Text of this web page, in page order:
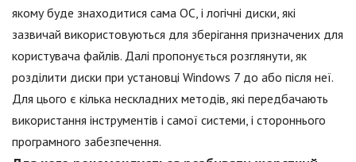
якому буде знаходитися сама ОС, і логічні диски, які
зазвичай використовуються для зберігання призначених для
користувача файлів. Далі пропонується розглянути, як
розділити диски при установці Windows 7 до або після неї.
Для цього є кілька нескладних методів, які передбачають
використання інструментів і самої системи, і стороннього
програмного забезпечення.